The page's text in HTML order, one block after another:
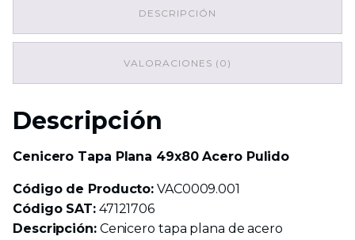
DESCRIPCIÓN
VALORACIONES (0)
Descripción
Cenicero Tapa Plana 49x80 Acero Pulido
Código de Producto: VAC0009.001
Código SAT:47121706
Descripción:Cenicero tapa plana de acero